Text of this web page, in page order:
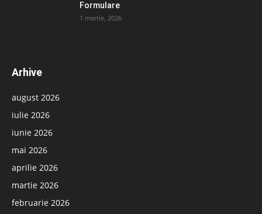
Formulare
1 martie, 2026
Arhive
august 2026
iulie 2026
iunie 2026
mai 2026
aprilie 2026
martie 2026
februarie 2026